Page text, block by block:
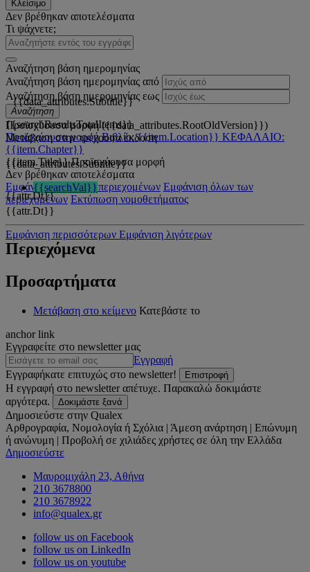
Κλείσιμο
Δεν βρέθηκαν αποτελέσματα
Τι ψάχνετε;
Αναζήτηση βάση ημερομηνίας
Αναζήτηση βάση ημερομηνίας από
Αναζήτηση βάση ημερομηνίας εως
Αναζήτηση
{{searchResultsTotalItems}}
Προϊσχύουσα μορφή Βιβλίο: {{item.Location}} ΚΕΦΑΛΑΙΟ:
{{item.Chapter}}
{{item.Title}} Προϊσχύουσα μορφή
Δεν βρέθηκαν αποτελέσματα
Εμφάνιση όλων των περιεχομένων Εμφάνιση όλων των
περιεχομένων Εκτύπωση νομοθετήματος
{{data_attributes.Subtitle}}
Προϊσχύουσα μορφή ({{data_attributes.RootOldVersion}})
Μετάβαση στην τρέχουσα έκδοση
{{data_attributes.Subtitle}}
{{searchVal}}
{{attr.Dt}}
Εμφάνιση περισσότερων Εμφάνιση λιγότερων
{{attr.Dt}}
Περιεχόμενα
Προσαρτήματα
Μετάβαση στο κείμενο Κατεβάστε το
anchor link
Εγγραφείτε στο newsletter μας
Εγγραφή
Εγγραφήκατε επιτυχώς στο newsletter!
Επιστροφή
Η εγγραφή στο newsletter απέτυχε. Παρακαλώ δοκιμάστε
αργότερα.
Δοκιμάστε ξανά
Δημοσιεύστε στην Qualex
Αρθρογραφία, Νομολογία ή Σχόλια | Άμεση ανάρτηση | Επώνυμη
ή ανώνυμη | Προβολή σε χιλιάδες χρήστες σε όλη την Ελλάδα
Δημοσιεύστε
Μαυρομιχάλη 23, Αθήνα
210 3678800
210 3678922
info@qualex.gr
follow us on Facebook
follow us on LinkedIn
follow us on youtube